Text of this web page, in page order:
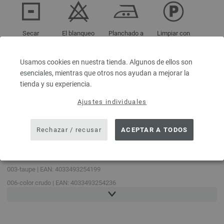
Usamos cookies en nuestra tienda. Algunos de ellos son
esenciales, mientras que otros nos ayudan a mejorar la
tienda y su experiencia.
Ajustes individuales
Rechazar / recusar ACEPTAR A TODOS
Secar
El blanqueo
Planchado a
Limpiar con
003-taupe | EAN: 4033493254199
006-color crudo | EAN: 4033493254236